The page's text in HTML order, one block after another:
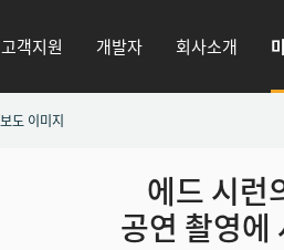
고객지원 개발자 회사소개
보도 이미지
에드 시런
공연 촬영